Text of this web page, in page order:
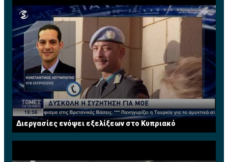
Διεργασίες ενόψει εξελίξεων στο Κυπριακό